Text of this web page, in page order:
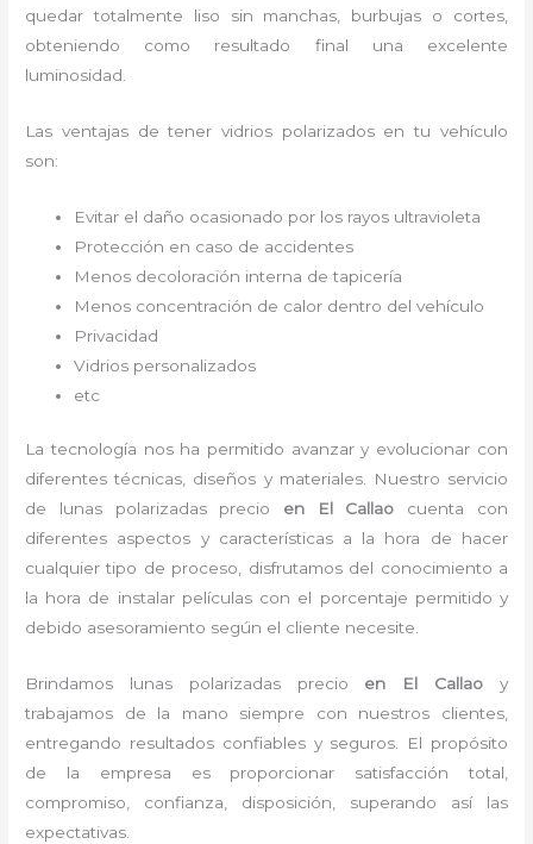
quedar totalmente liso sin manchas, burbujas o cortes,
obteniendo como resultado final una excelente
luminosidad.
Las ventajas de tener vidrios polarizados en tu vehículo
son:
Evitar el daño ocasionado por los rayos ultravioleta
Protección en caso de accidentes
Menos decoloración interna de tapicería
Menos concentración de calor dentro del vehículo
Privacidad
Vidrios personalizados
etc
La tecnología nos ha permitido avanzar y evolucionar con
diferentes técnicas, diseños y materiales. Nuestro servicio
de lunas polarizadas precio en El Callao cuenta con
diferentes aspectos y características a la hora de hacer
cualquier tipo de proceso, disfrutamos del conocimiento a
la hora de instalar películas con el porcentaje permitido y
debido asesoramiento según el cliente necesite.
Brindamos lunas polarizadas precio en El Callao y
trabajamos de la mano siempre con nuestros clientes,
entregando resultados confiables y seguros. El propósito
de la empresa es proporcionar satisfacción total,
compromiso, confianza, disposición, superando así las
expectativas.